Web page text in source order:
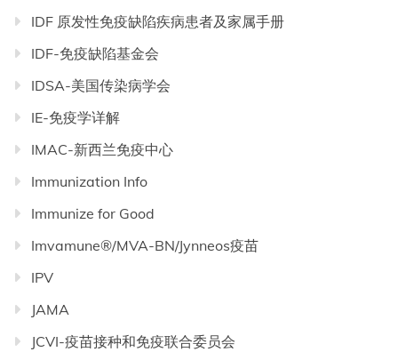
IDF 原发性免疫缺陷疾病患者及家属手册
IDF-免疫缺陷基金会
IDSA-美国传染病学会
IE-免疫学详解
IMAC-新西兰免疫中心
Immunization Info
Immunize for Good
Imvamune®/MVA-BN/Jynneos疫苗
IPV
JAMA
JCVI-疫苗接种和免疫联合委员会